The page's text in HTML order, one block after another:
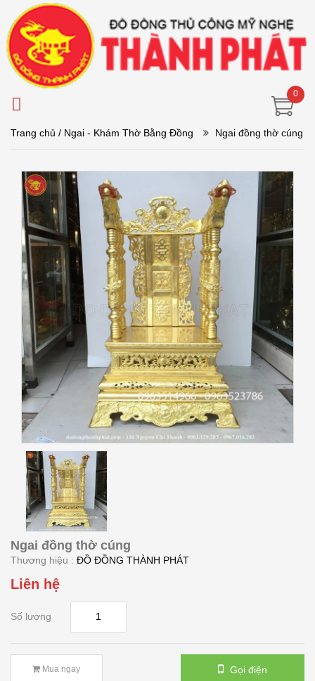
0
Trang chủ / Ngai - Khám Thờ Bằng Đồng Ngai đồng thờ cúng
Ngai đồng thờ cúng
Thương hiệu : ĐỒ ĐỒNG THÀNH PHÁT
Liên hệ
Số lượng
Mua ngay Gọi điện